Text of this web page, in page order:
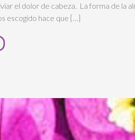
el dolor de cabeza. La forma de la
escogido hace que […]